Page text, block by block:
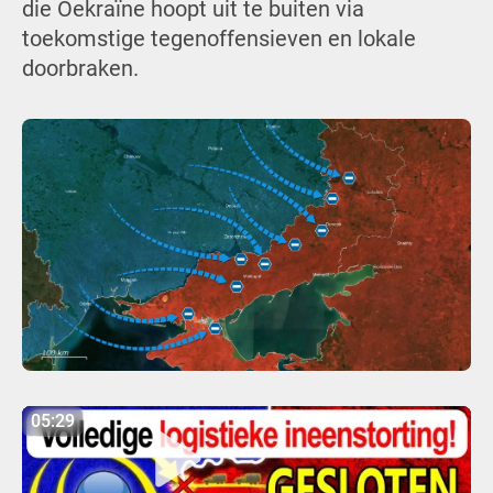
die Oekraïne hoopt uit te buiten via
toekomstige tegenoffensieven en lokale
doorbraken.
05:29